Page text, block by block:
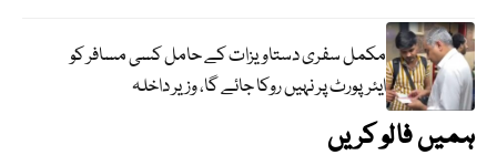
مکمل سفری دستاویزات کے حامل کسی مسافر کو
ایئرپورٹ پر نہیں روکا جائے گا، وزیر داخلہ
ہمیں فالو کریں